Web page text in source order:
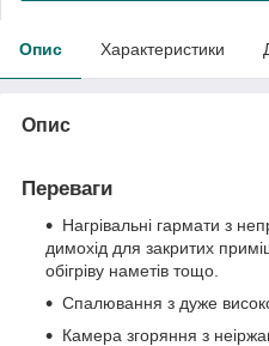
Опис Характеристики
Опис
Переваги
Нагрівальні гармати з
димохід для закритих
обігріву наметів тощо.
Спалювання з дуже
Камера згоряння з